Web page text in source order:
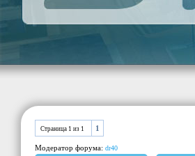
Страница 1 из 1 1
Модератор форума: dr40